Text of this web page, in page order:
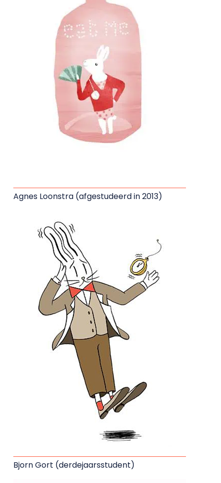
Agnes Loonstra (afgestudeerd in 2013)
Bjorn Gort (derdejaarsstudent)